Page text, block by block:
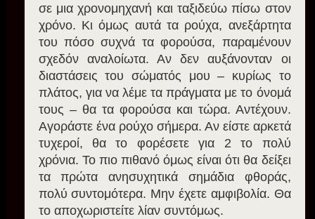
σε μια χρονομηχανή και ταξιδεύω πίσω στον
χρόνο. Κι όμως αυτά τα ρούχα, ανεξάρτητα
του πόσο συχνά τα φορούσα, παραμένουν
σχεδόν αναλοίωτα. Αν δεν αυξάνονταν οι
διαστάσεις του σώματός μου – κυρίως το
πλάτος, για να λέμε τα πράγματα με το όνομά
τους – θα τα φορούσα και τώρα. Αντέχουν.
Αγοράστε ένα ρούχο σήμερα. Αν είστε αρκετά
τυχεροί, θα το φορέσετε για 2 το πολύ
χρόνια. Το πιο πιθανό όμως είναι ότι θα δείξει
τα πρώτα ανησυχητικά σημάδια φθοράς,
πολύ συντομότερα. Μην έχετε αμφιβολία. Θα
το αποχωριστείτε λίαν συντόμως.